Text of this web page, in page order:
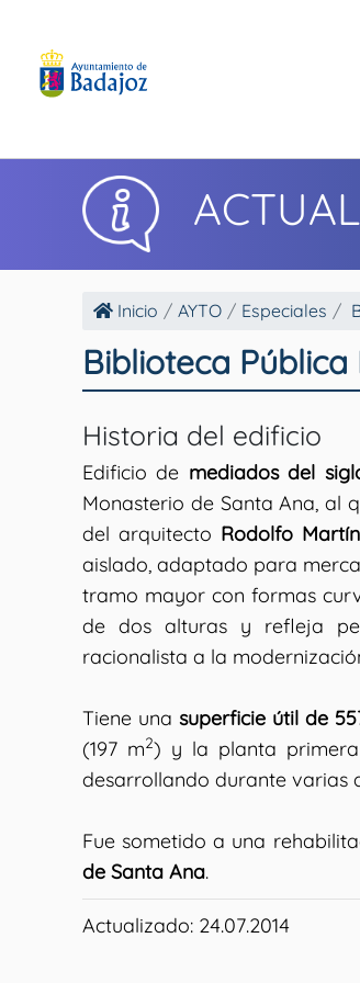
Inicio AYTO Especiales
Biblioteca
Historia del edificio
Edificio de mediados del
Monasterio de Santa Ana, al
del arquitecto Rodolfo
aislado, adaptado para
tramo mayor con formas
de dos alturas y refleja
racionalista a la
Tiene una superficie útil de
(197 m2) y la planta
desarrollando durante varias
Fue sometido a una
de Santa Ana.
Actualizado: 24.07.2014